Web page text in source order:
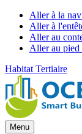
Aller à la
Aller à
Aller au
Aller au pied
Habitat Tertiaire
Menu